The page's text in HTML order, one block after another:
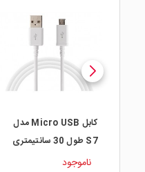
کابل Micro USB مدل
S7 طول 30 سانتیمتری
ناموجود